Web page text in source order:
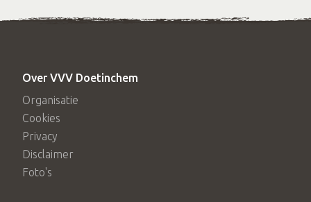
Over VVV Doetinchem
Organisatie
Cookies
Privacy
Disclaimer
Foto's